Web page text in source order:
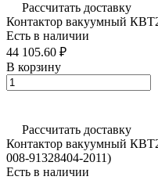
Рассчитать доставку
Контактор вакуумный
Есть в наличии
44 105.60 ₽
В корзину
Рассчитать доставку
Контактор вакуумный
008-91328404-2011)
Есть в наличии